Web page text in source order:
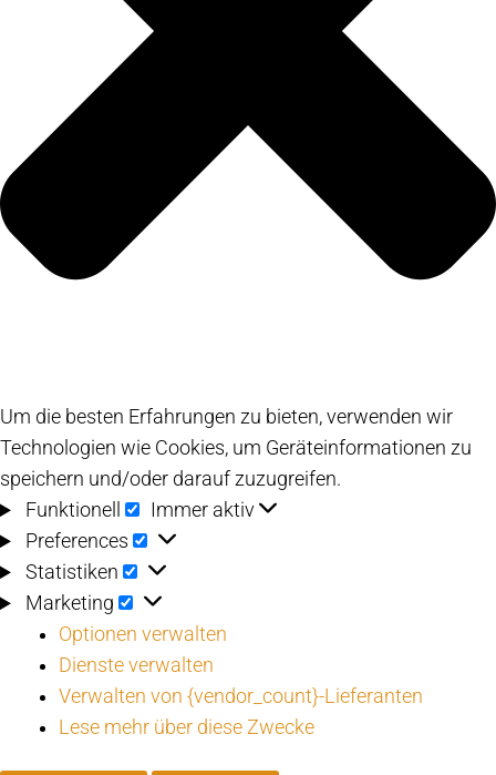
Um die besten Erfahrungen zu bieten, verwenden wir
Technologien wie Cookies, um Geräteinformationen zu
speichern und/oder darauf zuzugreifen.
Funktionell
Funktionell
Immer aktiv
Preferences
Preferences
Statistiken Statistiken
Marketing Marketing
Optionen verwalten
Dienste verwalten
Verwalten von {vendor_count}-Lieferanten
Lese mehr über diese Zwecke